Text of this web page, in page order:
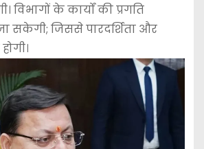
विभागों के कार्यों की प्रगति
सकेगी; जिससे पारदर्शिता और